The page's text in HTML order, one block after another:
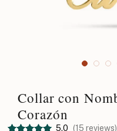
Collar con
Corazón
5.0 (15 reviews)